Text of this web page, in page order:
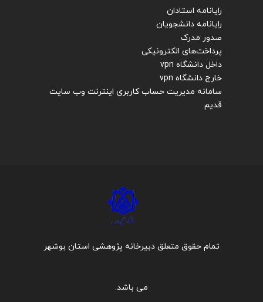
رایانامه استادان
رایانامه دانشجویان
صدور مدرک
پرداخت‌های الکترونیکی
داخل دانشگاه vpn
خارج دانشگاه vpn
سامانه مدیریت حساب کاربری اینترنت وب سایت
قدیم
تمام حقوق متعلق دبیرخانه پژوهشی استان بوشهر
می باشد.